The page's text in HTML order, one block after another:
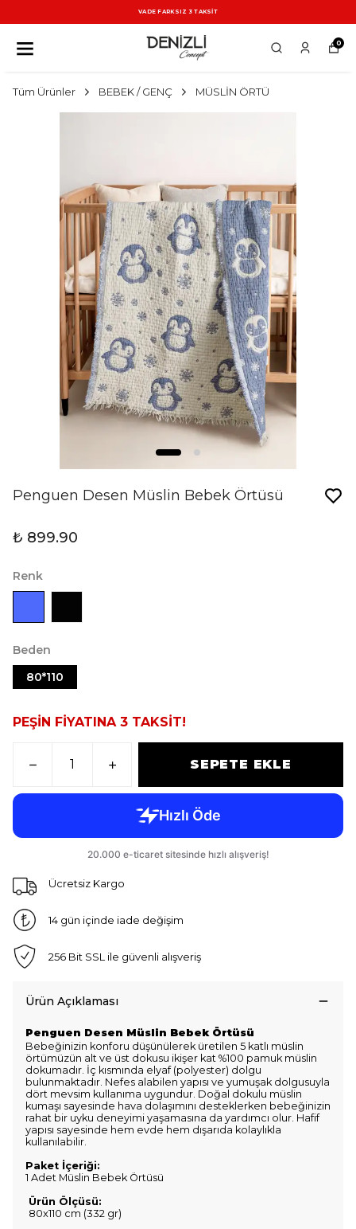
VADE FARKSIZ 3 TAKSİT
0
Tüm Ürünler BEBEK / GENÇ MÜSLİN ÖRTÜ
Penguen Desen Müslin Bebek Örtüsü
₺ 899.90
Renk
Beden
80*110
PEŞİN FİYATINA 3 TAKSİT!
SEPETE EKLE
Ücretsiz Kargo
14 gün içinde iade değişim
256 Bit SSL ile güvenli alışveriş
Ürün Açıklaması
Penguen Desen Müslin Bebek Örtüsü
Bebeğinizin konforu düşünülerek üretilen 5 katlı müslin
örtümüzün alt ve üst dokusu ikişer kat %100 pamuk müslin
dokumadır. İç kısmında elyaf (polyester) dolgu
bulunmaktadır. Nefes alabilen yapısı ve yumuşak dolgusuyla
dört mevsim kullanıma uygundur. Doğal dokulu müslin
kumaşı sayesinde hava dolaşımını desteklerken bebeğinizin
rahat bir uyku deneyimi yaşamasına da yardımcı olur. Hafif
yapısı sayesinde hem evde hem dışarıda kolaylıkla
kullanılabilir.
Paket İçeriği:
1 Adet Müslin Bebek Örtüsü
Ürün Ölçüsü:
80x110 cm (332 gr)